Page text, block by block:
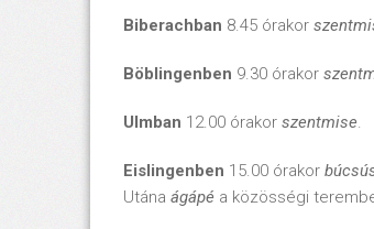
Biberachban 8.45 órakor
Böblingenben 9.30 órakor
Ulmban 12.00 órakor szentmise.
Eislingenben 15.00 órakor
Utána ágápé a közösségi